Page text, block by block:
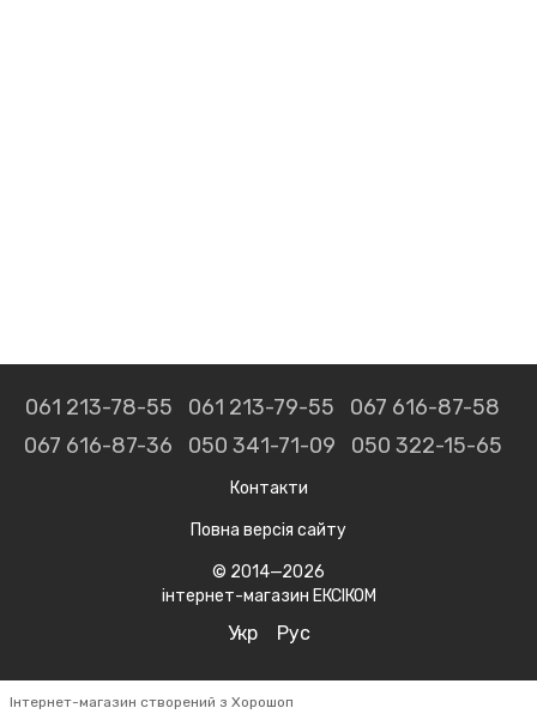
061 213-78-55 061 213-79-55
067 616-87-58
067 616-87-36
050 341-71-09 050 322-15-65
Контакти
Повна версія сайту
© 2014—2026
інтернет-магазин ЕКСІКОМ
Укр Рус
Інтернет-магазин створений з Хорошоп